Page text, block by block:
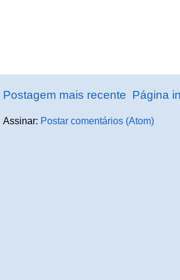
Postagem mais recente Página
Assinar: Postar comentários (Atom)